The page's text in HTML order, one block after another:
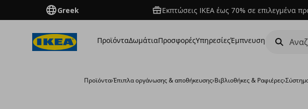
Greek Εκπτώσεις IKEA έως 70% σε επιλεγμένα
ΠροϊόνταΔωμάτιαΠροσφορέςΥπηρεσίεςΈμπνευση
Προϊόντα›Έπιπλα οργάνωσης & αποθήκευσης›Βιβλιοθήκες & Ραφιέρες›